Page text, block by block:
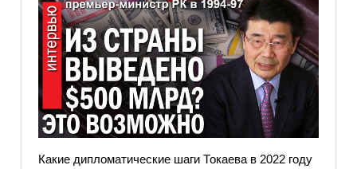
Какие дипломатические шаги Токаева в 2022 году